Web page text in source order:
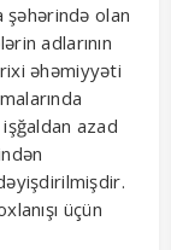
şəhərində olan
adlarının
əhəmiyyəti
azad
üçün